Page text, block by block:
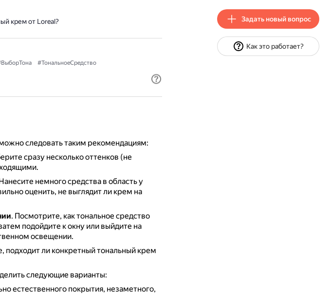
крем от Loreal?
#ТональноеСредство
следовать таким рекомендациям:
сразу несколько оттенков (не
немного средства в область у
оценить, не выглядит ли крем на
. Посмотрите, как тональное средство
подойдите к окну или выйдите на
освещении.
подходит ли конкретный тональный крем
следующие варианты:
естественного покрытия, незаметного,
Задать новый вопрос
Как это работает?